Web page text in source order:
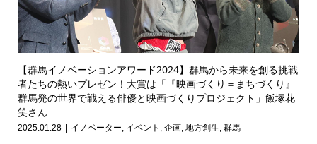
【群馬イノベーションアワード2024】群馬から未来を創る挑戦
者たちの熱いプレゼン！大賞は「『映画づくり＝まちづくり』
群馬発の世界で戦える俳優と映画づくりプロジェクト」飯塚花
笑さん
2025.01.28 イノベーター, イベント , 企画, 地方創生, 群馬